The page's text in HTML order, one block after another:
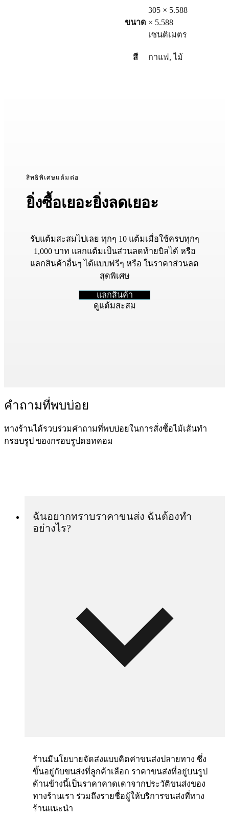
ขนาด
305 × 5.588
× 5.588
เซนติเมตร
สี กาแฟ , ไม้
ยิ่งซื้อเยอะยิ่งลดเยอะ
สิทธิพิเศษแต้มต่อ
รับแต้มสะสมไปเลย ทุกๆ 10 แต้มเมื่อใช้ครบทุกๆ
1,000 บาท แลกแต้มเป็นส่วนลดท้ายบิลได้ หรือ
แลกสินค้าอื่นๆ ได้แบบฟรีๆ หรือ ในราคาส่วนลด
สุดพิเศษ
แลกสินค้า
ดูแต้มสะสม
คำถามที่พบบ่อย
ทางร้านได้รวบร่วมคำถามที่พบบ่อยในการสั่งซื้อไม้เส้นทำ
กรอบรูป ของกรอบรูปดอทคอม
ฉันอยากทราบราคาขนส่ง ฉันต้องทำ
อย่างไร?
ร้านมีนโยบายจัดส่งแบบคิดค่าขนส่งปลายทาง ซึ่ง
ขึ้นอยู่กับขนส่งที่ลูกค้าเลือก ราคาขนส่งที่อยู่บนรูป
ด้านข้างนี้เป็นราคาคาดเดาจากประวัติขนส่งของ
ทางร้านเรา ร่วมถึงรายชื่อผู้ให้บริการขนส่งที่ทาง
ร้านแนะนำ